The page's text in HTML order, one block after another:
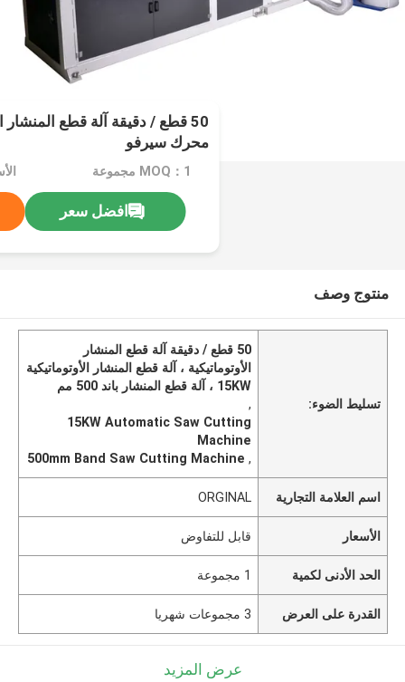
50 قطع / دقيقة آلة قطع المنشار
محرك سيرفو
MOQ：1 مجموعة
افضل سعر
منتوج وصف
تسليط الضوء:
50 قطع / دقيقة آلة قطع المنشار
الأوتوماتيكية ، آلة قطع المنشار الأوتوماتيكية
15KW ، آلة قطع المنشار باند 500 مم
,
15KW Automatic Saw Cutting
Machine
,
500mm Band Saw Cutting Machine
اسم العلامة التجارية ORGINAL
الأسعار قابل للتفاوض
الحد الأدنى لكمية 1 مجموعة
القدرة على العرض 3 مجموعات شهريا
عرض المزيد